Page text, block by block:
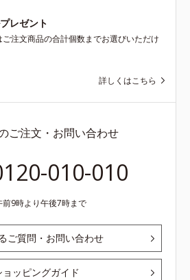
レゼント
ご注文商品の合計個数までお選びいただけ
詳しくはこちら
ご注文・お問い合わせ
010-010
前9時より午後7時まで
ご質問・お問い合わせ
ョッピングガイド